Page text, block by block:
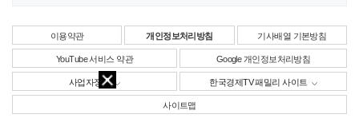
이용약관 개인정보처리방침 기사배열 기본방침
YouTube 서비스 약관 Google 개인정보처리방침
사업자정보 한국경제TV 패밀리 사이트
사이트맵